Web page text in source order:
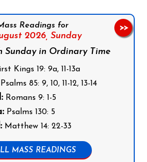
Readings for
2026, Sunday
Sunday in Ordinary Time
Kings 19: 9a, 11-13a
Psalms 85: 9, 10, 11-12, 13-14
Romans 9: 1-5
Psalms 130: 5
Matthew 14: 22-33
MASS READINGS
>>